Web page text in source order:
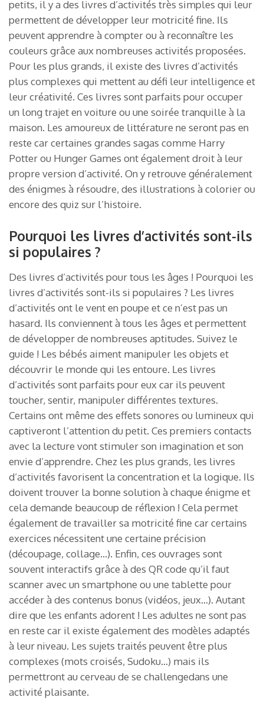
petits, il y a des livres d’activités très simples qui leur
permettent de développer leur motricité fine. Ils
peuvent apprendre à compter ou à reconnaître les
couleurs grâce aux nombreuses activités proposées.
Pour les plus grands, il existe des livres d’activités
plus complexes qui mettent au défi leur intelligence et
leur créativité. Ces livres sont parfaits pour occuper
un long trajet en voiture ou une soirée tranquille à la
maison. Les amoureux de littérature ne seront pas en
reste car certaines grandes sagas comme Harry
Potter ou Hunger Games ont également droit à leur
propre version d’activité. On y retrouve généralement
des énigmes à résoudre, des illustrations à colorier ou
encore des quiz sur l’histoire.
Pourquoi les livres d’activités sont-ils
si populaires ?
Des livres d’activités pour tous les âges ! Pourquoi les
livres d’activités sont-ils si populaires ? Les livres
d’activités ont le vent en poupe et ce n’est pas un
hasard. Ils conviennent à tous les âges et permettent
de développer de nombreuses aptitudes. Suivez le
guide ! Les bébés aiment manipuler les objets et
découvrir le monde qui les entoure. Les livres
d’activités sont parfaits pour eux car ils peuvent
toucher, sentir, manipuler différentes textures.
Certains ont même des effets sonores ou lumineux qui
captiveront l’attention du petit. Ces premiers contacts
avec la lecture vont stimuler son imagination et son
envie d’apprendre. Chez les plus grands, les livres
d’activités favorisent la concentration et la logique. Ils
doivent trouver la bonne solution à chaque énigme et
cela demande beaucoup de réflexion ! Cela permet
également de travailler sa motricité fine car certains
exercices nécessitent une certaine précision
(découpage, collage…). Enfin, ces ouvrages sont
souvent interactifs grâce à des QR code qu’il faut
scanner avec un smartphone ou une tablette pour
accéder à des contenus bonus (vidéos, jeux…). Autant
dire que les enfants adorent ! Les adultes ne sont pas
en reste car il existe également des modèles adaptés
à leur niveau. Les sujets traités peuvent être plus
complexes (mots croisés, Sudoku…) mais ils
permettront au cerveau de se challengedans une
activité plaisante.